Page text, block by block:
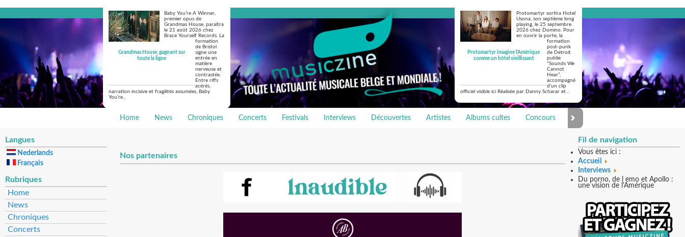
Grandmas House, gagnant sur
toute la ligne
Baby You’re A Winner,
premier opus de
Grandmas House, paraîtra
le 21 août 2026 chez
Brace Yourself Records. La
formation
de Bristol
signe une
entrée en
matière
nerveuse et
contrastée.
Entre riffs
acérés,
narration incisive et fragilités assumées, Baby
You’re…
Protomartyr imagine l'Amérique
comme un hôtel vieillissant
Protomartyr sortira Hotel
Usona, son septième long
playing, le 25 septembre
2026 chez Domino. Pour
en ouvrir la porte, la
formation
post-punk
de Detroit
publie
“Sounds We
Cannot
Hear”,
accompagné
d’un clip
officiel visible ici Réalisée par Danny Scharar et…
Home News Chroniques Concerts Festivals Interviews Découvertes Artistes Albums cultes Concours Photo Galerie
Langues
Nederlands
Français
Rubriques
Home
News
Chroniques
Concerts
Fil de navigation
Vous êtes ici :
Accueil
Interviews
Du porno, de l emo et Apollo :
une vision de l'Amérique
Nos partenaires